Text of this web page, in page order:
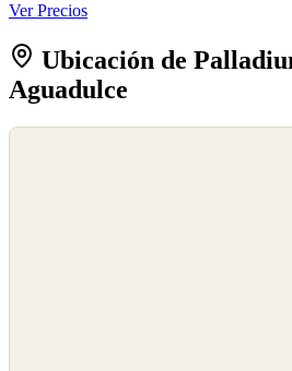
Ver Precios
Ubicación de
Aguadulce